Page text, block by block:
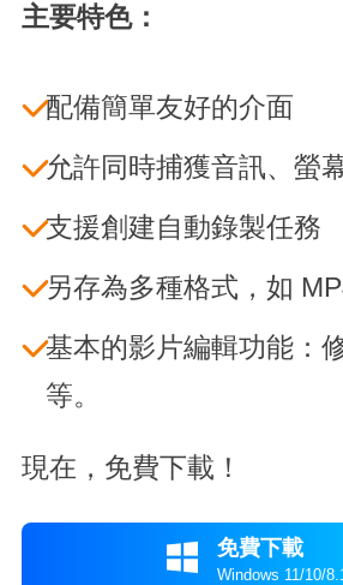
主要特色：
配備簡單友好的介面
允許同時捕獲音訊、螢
支援創建自動錄製任務
另存為多種格式，如
基本的影片編輯功能：
等。
現在，免費下載！
 免費下載
Windows 11/10/